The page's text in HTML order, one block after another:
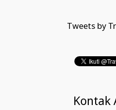
Tweets by
Kontak